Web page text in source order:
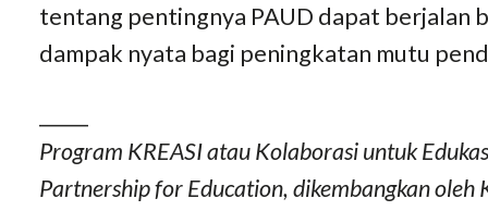
tentang pentingnya PAUD dapat berjalan
dampak nyata bagi peningkatan mutu
Program KREASI atau Kolaborasi untuk
Partnership for Education, dikembangkan oleh